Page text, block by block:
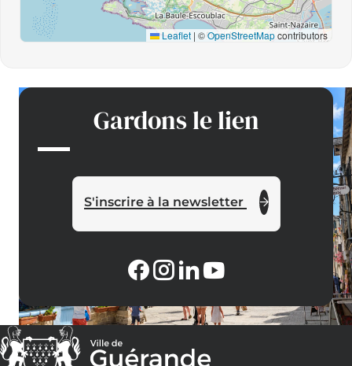
Leaflet | ©OpenStreetMapcontributors
Gardons le lien
S'inscrire à la newsletter